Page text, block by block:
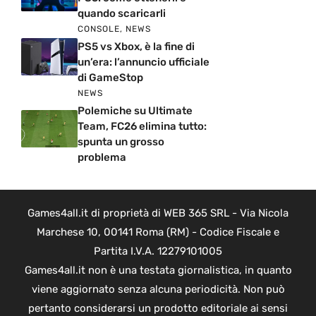
quando scaricarli
CONSOLE, NEWS
PS5 vs Xbox, è la fine di
un’era: l’annuncio ufficiale
di GameStop
NEWS
Polemiche su Ultimate
Team, FC26 elimina tutto:
spunta un grosso
problema
Games4all.it di proprietà di WEB 365 SRL - Via Nicola
Marchese 10, 00141 Roma (RM) - Codice Fiscale e
Partita I.V.A. 12279101005
Games4all.it non è una testata giornalistica, in quanto
viene aggiornato senza alcuna periodicità. Non può
pertanto considerarsi un prodotto editoriale ai sensi